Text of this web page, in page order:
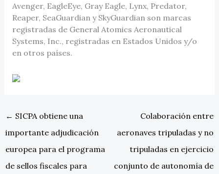
Avenger, EagleEye, Gray Eagle, Lynx, Predator,
Reaper, SeaGuardian y SkyGuardian son marcas
registradas de General Atomics Aeronautical
Systems, Inc., registradas en Estados Unidos y/o
en otros países.
← SICPA obtiene una
importante adjudicación
europea para el programa
de sellos fiscales para
Colaboración entre
aeronaves tripuladas y no
tripuladas en ejercicio
conjunto de autonomía de